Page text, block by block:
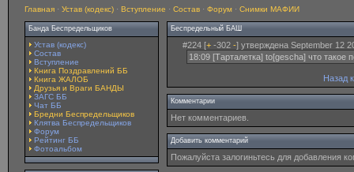
Главная · Устав (кодекс) · Вступление · Состав · Форум · Снимки МАФИИ
Банда Беспредельщиков
Устав (кодекс)
Состав
Вступление
Книга Поздравлений ББ
Книга ЖАЛОБ
Друзья и Враги БАНДЫ
ЗАГС ББ
Чат ББ
Бредни Беспредельщиков
Клятва Беспредельщиков
Форум
Рейтинг ББ
Фотоальбом
Беспредельный БАШ
#224 [+ -302 -] утверждена September 12
18:09 [Тарталетка] to[gescha] что такое
Назад
Комментарии
Нет комментариев.
Добавить комментарий
Пожалуйста залогиньтесь для добавления